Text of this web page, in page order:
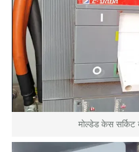
मोल्डेड केस